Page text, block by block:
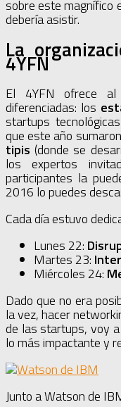
sobre este magnífico
debería asistir.
La
4YFN
El 4YFN ofrece al
diferenciadas: los
startups
que este año
tipis (donde se
los expertos
participantes la
2016 lo puedes
Cada día estuvo
Lunes 22:
Martes 23:
Miércoles 24:
Dado que no era
la vez, hacer
de las startups, voy
lo más impactante y
Junto a Watson de